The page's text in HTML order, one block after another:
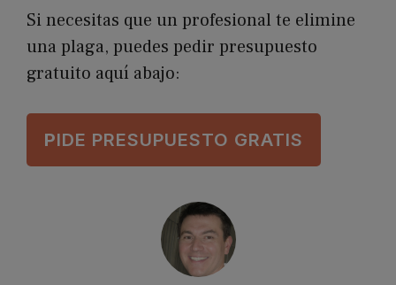
Si necesitas que un profesional te elimine
una plaga, puedes pedir presupuesto
gratuito aquí abajo:
PIDE PRESUPUESTO GRATIS